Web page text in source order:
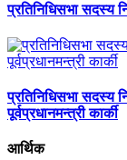
प्रतिनिधिसभा सदस्य
प्रतिनिधिसभा सदस्य
पूर्वप्रधानमन्त्री कार्की
आर्थिक